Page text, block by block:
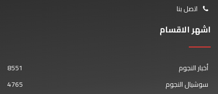
اتصل بنا
اشهر الاقسام
أخبار النجوم
8551
سوشيال النجوم
4765